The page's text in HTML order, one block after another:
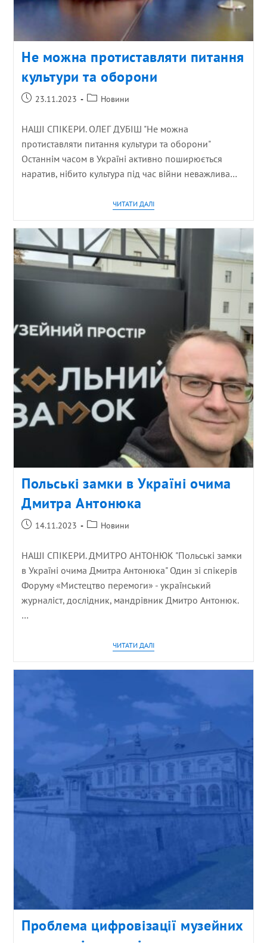
Не можна протиставляти питання
культури та оборони
23.11.2023 Новини
НАШІ СПІКЕРИ. ОЛЕГ ДУБІШ "Не можна
протиставляти питання культури та оборони"
Останнім часом в Україні активно поширюється
наратив, нібито культура під час війни неважлива…
ЧИТАТИ ДАЛІ
Польські замки в Україні очима
Дмитра Антонюка
14.11.2023 Новини
НАШІ СПІКЕРИ. ДМИТРО АНТОНЮК "Польські замки
в Україні очима Дмитра Антонюка" Один зі спікерів
Форуму «Мистецтво перемоги» - український
журналіст, дослідник, мандрівник Дмитро Антонюк.
…
ЧИТАТИ ДАЛІ
Проблема цифровізації музейних